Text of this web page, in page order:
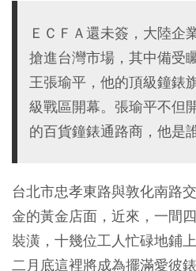
ＥＣＦＡ還未簽，大陸企
搶進台灣市場，其中備受
王張瑜平，他的頂級鐘錶
級戰區開幕。張瑜平不但
的百貨鐘錶通路商，他是
台北市忠孝東路與敦化南路
金的黃金店面，近來，一間
裝潢，十幾位工人忙碌地鋪
二月底這裡將成為擺滿愛彼